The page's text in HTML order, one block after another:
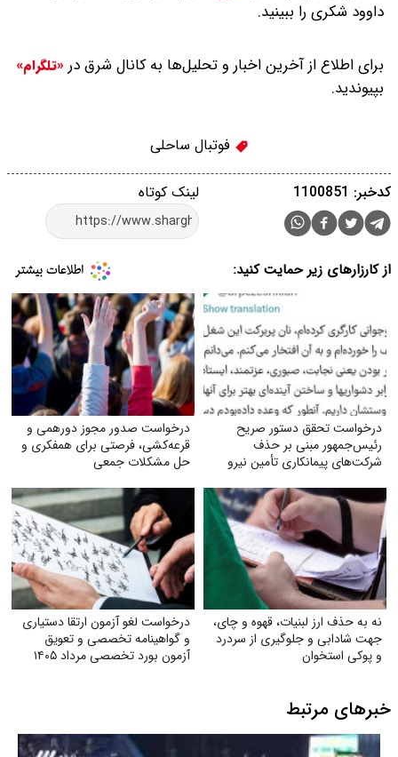
داوود شکری را ببینید.
برای اطلاع از آخرین اخبار و تحلیل‌ها به کانال شرق در «تلگرام»
بپیوندید.
فوتبال ساحلی
لینک کوتاه کدخبر: 1100851
از کارزارهای زیر حمایت کنید:
درخواست تحقق دستور صریح
رئیس‌جمهور مبنی بر حذف
شرکت‌های پیمانکاری تأمین نیرو
درخواست صدور مجوز دورهمی و
قرعه‌کشی، فرصتی برای همفکری و
حل مشکلات جمعی
نه به حذف ارز لبنیات، قهوه و چای،
جهت شادابی و جلوگیری از سردرد
و پوکی استخوان
درخواست لغو آزمون ارتقا دستیاری
و گواهینامه تخصصی و تعویق
آزمون بورد تخصصی مرداد ۱۴۰۵
خبرهای مرتبط